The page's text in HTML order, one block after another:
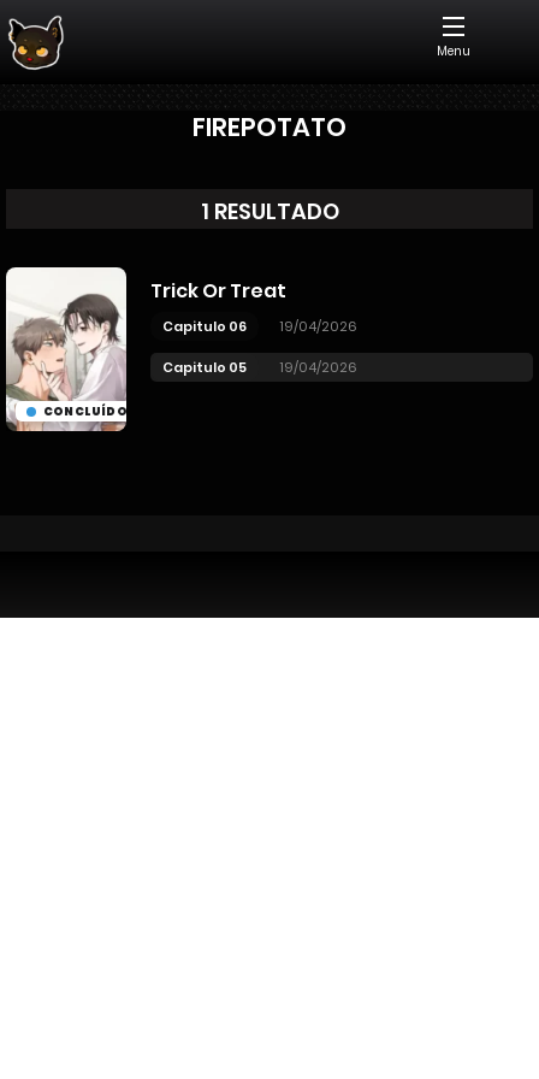
Menu
FIREPOTATO
1 RESULTADO
CONCLUÍDO
Trick Or Treat
Capitulo 06 19/04/2026
Capitulo 05 19/04/2026